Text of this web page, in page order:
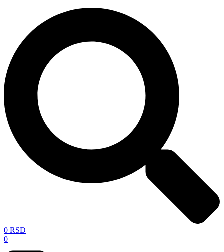
0 RSD
0